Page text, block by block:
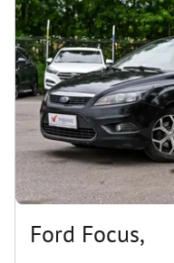
Ford Focus,